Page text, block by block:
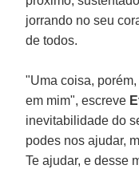
jorrando no seu
de todos.
"Uma coisa,
em mim", escreve
inevitabilidade do
podes nos ajudar,
Te ajudar, e desse